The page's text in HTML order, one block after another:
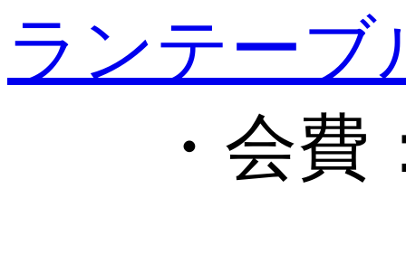
ランテーブ
・会費：